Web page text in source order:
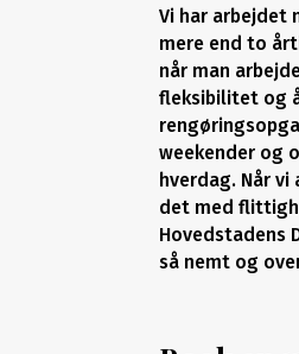
Vi har arbejdet
mere end to
når man
fleksibilitet og
weekender og
hverdag. Når
det med
Hovedstadens
så nemt og